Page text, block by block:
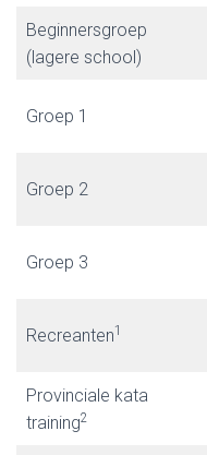
Beginnersgroep
(lagere school)
Groep 1
Groep 2
Groep 3
Recreanten1
Provinciale kata
training2